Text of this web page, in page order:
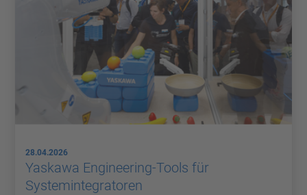
28.04.2026
Yaskawa Engineering-Tools für
Systemintegratoren